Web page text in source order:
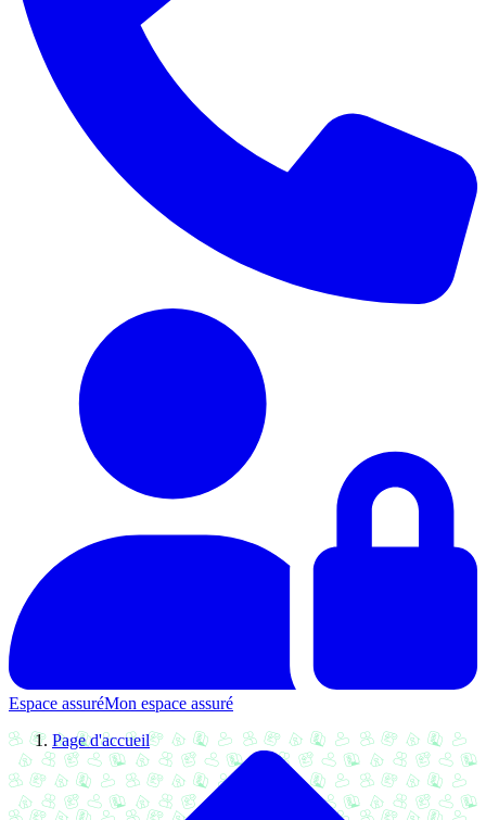
Espace assuréMon espace assuré
Page d'accueil